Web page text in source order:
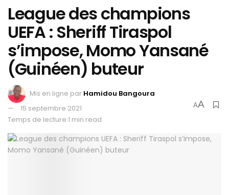
League des champions
UEFA : Sheriff Tiraspol
s’impose, Momo Yansané
(Guinéen) buteur
Mis en ligne par Hamidou Bangoura
15 septembre 2021
Temps de lecture:1 min read
AA